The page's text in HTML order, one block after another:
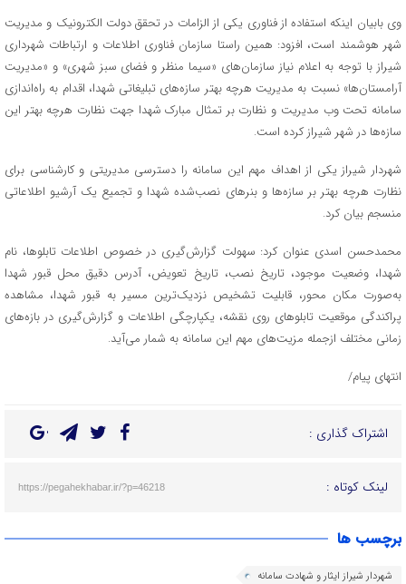
وی بابیان اینکه استفاده از فناوری یکی از الزامات در تحقق دولت الکترونیک و مدیریت
شهر هوشمند است، افزود: همین راستا سازمان فناوری اطلاعات و ارتباطات شهرداری
شیراز با توجه به اعلام نیاز سازمان‌های «سیما منظر و فضای سبز شهری» و «مدیریت
آرامستان‌ها» نسبت به مدیریت هرچه بهتر سازه‌های تبلیغاتی شهدا، اقدام به راه‌اندازی
سامانه تحت وب مدیریت و نظارت بر تمثال مبارک شهدا جهت نظارت هرچه بهتر این
سازه‌ها در شهر شیراز کرده است.
شهردار شیراز یکی از اهداف مهم این سامانه را دسترسی مدیریتی و کارشناسی برای
نظارت هرچه بهتر بر سازه‌ها و بنرهای نصب‌شده شهدا و تجمیع یک آرشیو اطلاعاتی
منسجم بیان کرد.
محمدحسن اسدی عنوان کرد: سهولت گزارش‌گیری در خصوص اطلاعات تابلوها، نام
شهدا، وضعیت موجود، تاریخ نصب، تاریخ تعویض، آدرس دقیق محل قبور شهدا
به‌صورت مکان محور، قابلیت تشخیص نزدیک‌ترین مسیر به قبور شهدا، مشاهده
پراکندگی موقعیت تابلوهای روی نقشه، یکپارچگی اطلاعات و گزارش‌گیری در بازه‌های
زمانی مختلف ازجمله مزیت‌های مهم این سامانه به شمار می‌آید.
انتهای پیام/
اشتراک گذاری :
لینک کوتاه : https://pegahekhabar.ir/?p=46218
برچسب ها
شهردار شیراز ایثار و شهادت سامانه